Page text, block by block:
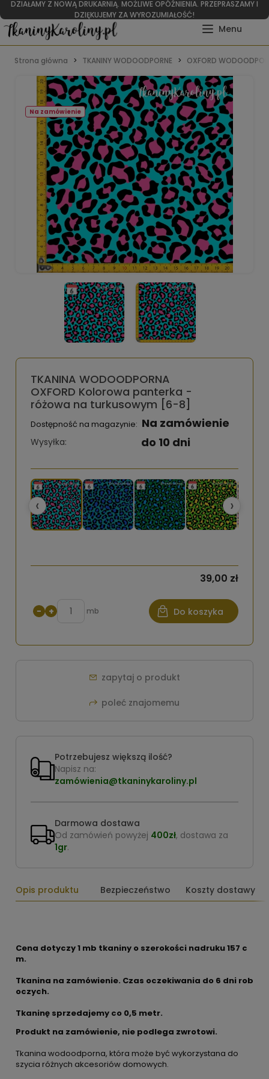
DZIAŁAMY Z NOWĄ DRUKARNIĄ. MOŻLIWE OPÓŹNIENIA. PRZEPRASZAMY I
DZIĘKUJEMY ZA WYROZUMIAŁOŚĆ!
Strona główna TKANINY WODOODPORNE OXFORD
Na zamówienie
TKANINA WODOODPORNA
OXFORD Kolorowa panterka -
różowa na turkusowym [6-8]
Dostępność na magazynie: Na zamówienie
Wysyłka: do 10 dni
‹ ›
39,00 zł
− + mb Do koszyka
zapytaj o produkt
poleć znajomemu
Potrzebujesz większą ilość?
Napisz na:
zamówienia@tkaninykaroliny.pl
Darmowa dostawa
Od zamówień powyżej 400zł, dostawa za
1gr.
Opis produktu Bezpieczeństwo Koszty dostawy
Cena dotyczy 1 mb tkaniny o szerokości nadruku 157 c
m.
Tkanina na zamówienie. Czas oczekiwania do 6 dni rob
oczych.
Tkaninę sprzedajemy co 0,5 metr.
Produkt na zamówienie, nie podlega zwrotowi.
Tkanina wodoodporna, która może być wykorzystana do
szycia różnych akcesoriów domowych.